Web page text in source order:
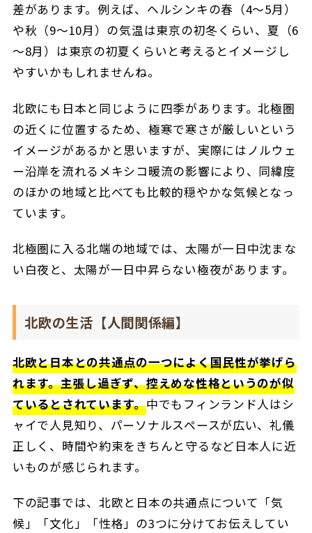
差があります。例えば、ヘルシンキの春（4～5月）
や秋（9～10月）の気温は東京の初冬くらい、夏（6
～8月）は東京の初夏くらいと考えるとイメージし
やすいかもしれませんね。
北欧にも日本と同じように四季があります。北極圏
の近くに位置するため、極寒で寒さが厳しいという
イメージがあるかと思いますが、実際にはノルウェ
ー沿岸を流れるメキシコ暖流の影響により、同緯度
のほかの地域と比べても比較的穏やかな気候となっ
ています。
北極圏に入る北端の地域では、太陽が一日中沈まな
い白夜と、太陽が一日中昇らない極夜があります。
北欧の生活【人間関係編】
北欧と日本との共通点の一つによく国民性が挙げら
れます。主張し過ぎず、控えめな性格というのが似
ているとされています。中でもフィンランド人はシ
ャイで人見知り、パーソナルスペースが広い、礼儀
正しく、時間や約束をきちんと守るなど日本人に近
いものが感じられます。
下の記事では、北欧と日本の共通点について「気
候」「文化」「性格」の3つに分けてお伝えしてい